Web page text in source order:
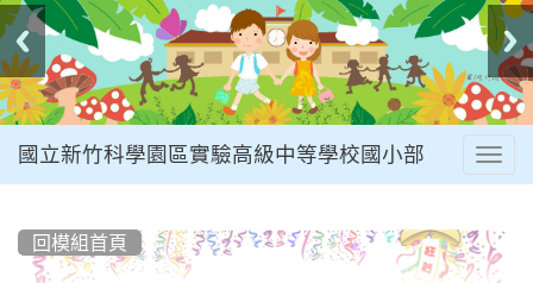
國立新竹科學園區實驗高級中等學校國小部
回模組首頁